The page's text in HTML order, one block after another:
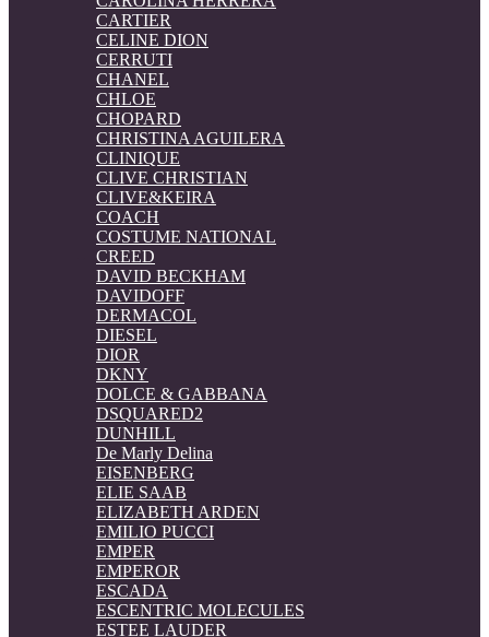
CARTIER
CELINE DION
CERRUTI
CHANEL
CHLOE
CHOPARD
CHRISTINA AGUILERA
CLINIQUE
CLIVE CHRISTIAN
CLIVE&KEIRA
COACH
COSTUME NATIONAL
CREED
DAVID BECKHAM
DAVIDOFF
DERMACOL
DIESEL
DIOR
DKNY
DOLCE & GABBANA
DSQUARED2
DUNHILL
De Marly Delina
EISENBERG
ELIE SAAB
ELIZABETH ARDEN
EMILIO PUCCI
EMPER
EMPEROR
ESCADA
ESCENTRIC MOLECULES
ESTEE LAUDER